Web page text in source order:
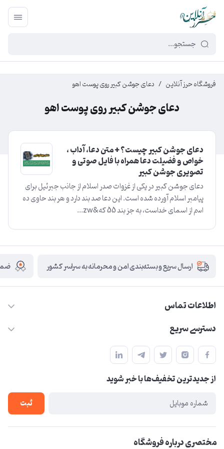
449f43cf-3da2-4422-bb12-2566cb5b8b05
فروشگاه حرز آنلاین / دعای جوشن کبیر روی پوست اهو
دعای جوشن کبیر روی پوست اهو
دعای جوشن کبیر چیست؟ + متن دعا، آداب ،
خواص و فضیلت دعا همراه با فایل صوتی و
تصویری جوشن کبیر
دعای جوشن کبیر در یکی از غزوات صدر اسلام از جانب جبرئیل برای
پیامبر اسلام آورده شده است. این‌ دعا صد بند دارد و هر بند حاوی‌ ده‌
اسم از اسمای‌ خداست‌، به‌ جز بند 55 که&zw...
ارسال سریع و بسته‌بندی امن و محرمانه به سراسر کشور
اطلاعات تماس
09210446578
herzeonline@gmail.com
مشهد مقدس ،خیابان امام رضا(ع) ، حرم مطهر رضوی ، فلکه آب ، بازار
امام رضا (ع)
دسترسی سریع
حساب کاربری
مجله فروشگاه
لیست محصولات
درباره ما
از جدید‌ترین تخفیف‌ها با‌ خبر شوید
ثبت
مختصری درباره فروشگاه